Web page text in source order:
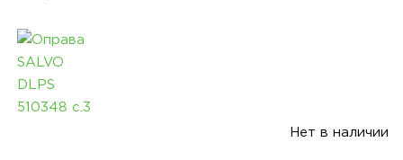
Нет в наличии